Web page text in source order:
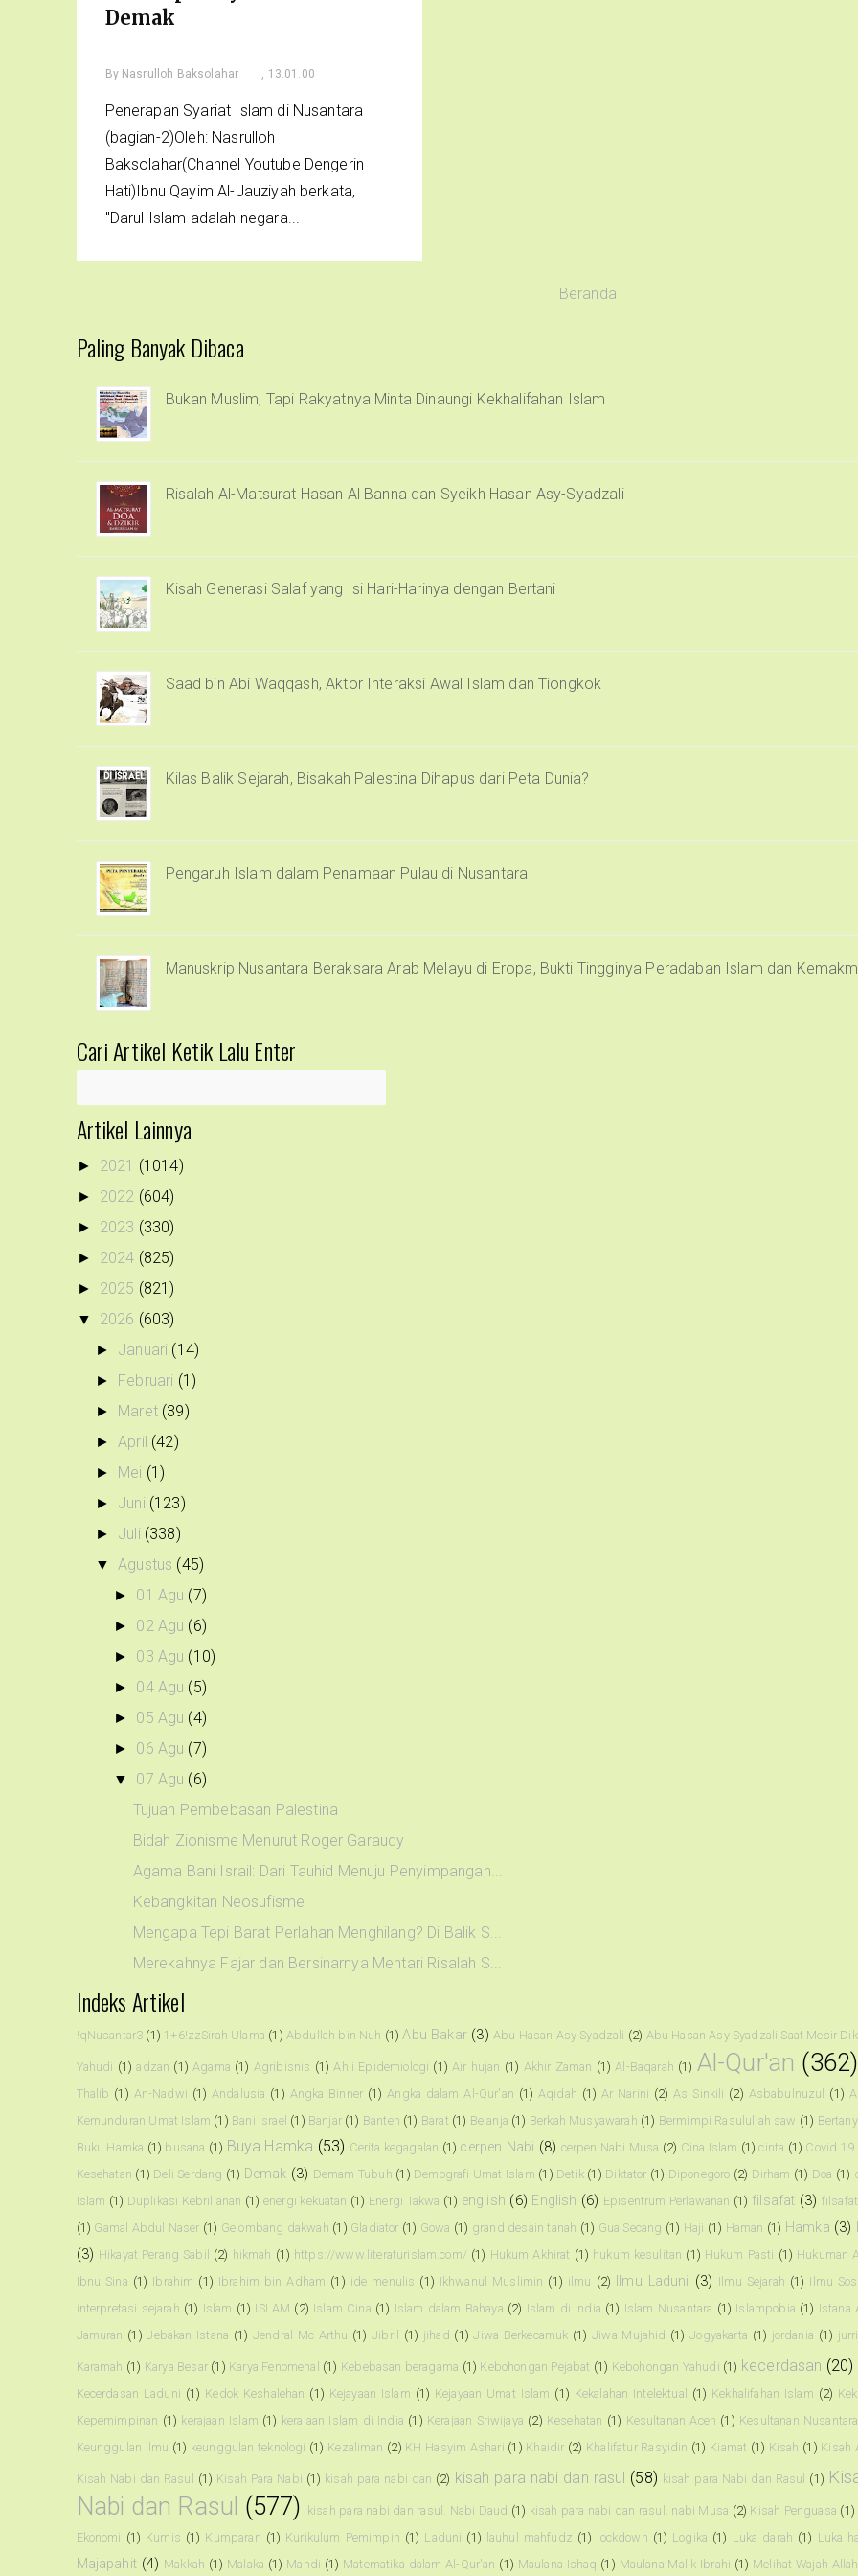
Demak
By Nasrulloh Baksolahar , 13.01.00
Penerapan Syariat Islam di Nusantara
(bagian-2)Oleh: Nasrulloh
Baksolahar(Channel Youtube Dengerin
Hati)Ibnu Qayim Al-Jauziyah berkata,
"Darul Islam adalah negara...
Beranda
Paling Banyak Dibaca
Bukan Muslim, Tapi Rakyatnya Minta Dinaungi Kekhalifahan Islam
Risalah Al-Matsurat Hasan Al Banna dan Syeikh Hasan Asy-Syadzali
Kisah Generasi Salaf yang Isi Hari-Harinya dengan Bertani
Saad bin Abi Waqqash, Aktor Interaksi Awal Islam dan Tiongkok
Kilas Balik Sejarah, Bisakah Palestina Dihapus dari Peta Dunia?
Pengaruh Islam dalam Penamaan Pulau di Nusantara
Manuskrip Nusantara Beraksara Arab Melayu di Eropa, Bukti Tingginya Peradaban Islam dan
Cari Artikel Ketik Lalu Enter
Artikel Lainnya
► 2021 (1014)
► 2022 (604)
► 2023 (330)
► 2024 (825)
► 2025 (821)
▼ 2026 (603)
► Januari (14)
► Februari (1)
► Maret (39)
► April (42)
► Mei (1)
► Juni (123)
► Juli (338)
▼ Agustus (45)
► 01 Agu (7)
► 02 Agu (6)
► 03 Agu (10)
► 04 Agu (5)
► 05 Agu (4)
► 06 Agu (7)
▼ 07 Agu (6)
Tujuan Pembebasan Palestina
Bidah Zionisme Menurut Roger Garaudy
Agama Bani Israil: Dari Tauhid Menuju Penyimpangan...
Kebangkitan Neosufisme
Mengapa Tepi Barat Perlahan Menghilang? Di Balik S...
Merekahnya Fajar dan Bersinarnya Mentari Risalah S...
Indeks Artikel
!qNusantar3 (1) 1+6!zzSirah Ulama (1) Abdullah bin Nuh (1) Abu Bakar (3) Abu Hasan Asy Syadzali (2) Abu Hasan Asy Syadzali Saat Mesir
Yahudi (1) adzan (1) Agama (1) Agribisnis (1) Ahli Epidemiologi (1) Air hujan (1) Akhir Zaman (1) Al-Baqarah (1) Al-Qur'an (362)
Thalib (1) An-Nadwi (1) Andalusia (1) Angka Binner (1) Angka dalam Al-Qur'an (1) Aqidah (1) Ar Narini (2) As Sinkili (2) Asbabulnuzul (1)
Kemunduran Umat Islam (1) Bani Israel (1) Banjar (1) Banten (1) Barat (1) Belanja (1) Berkah Musyawarah (1) Bermimpi Rasulullah saw (1)
Buku Hamka (1) busana (1) Buya Hamka (53) Cerita kegagalan (1) cerpen Nabi (8) cerpen Nabi Musa (2) Cina Islam (1) cinta (1) Covid 19
Kesehatan (1) Deli Serdang (1) Demak (3) Demam Tubuh (1) Demografi Umat Islam (1) Detik (1) Diktator (1) Diponegoro (2) Dirham (1) Doa (1)
Islam (1) Duplikasi Kebrilianan (1) energi kekuatan (1) Energi Takwa (1) english (6) English (6) Episentrum Perlawanan (1) filsafat (3)
(1) Gamal Abdul Naser (1) Gelombang dakwah (1) Gladiator (1) Gowa (1) grand desain tanah (1) Gua Secang (1) Haji (1) Haman (1) Hamka (3)
(3) Hikayat Perang Sabil (2) hikmah (1) https://www.literaturislam.com/ (1) Hukum Akhirat (1) hukum kesulitan (1) Hukum Pasti (1) Hukuman
Ibnu Sina (1) Ibrahim (1) Ibrahim bin Adham (1) ide menulis (1) Ikhwanul Muslimin (1) ilmu (2) Ilmu Laduni (3) Ilmu Sejarah (1) Ilmu
interpretasi sejarah (1) Islam (1) ISLAM (2) Islam Cina (1) Islam dalam Bahaya (2) Islam di India (1) Islam Nusantara (1) Islampobia (1) Istana
Jamuran (1) Jebakan Istana (1) Jendral Mc Arthu (1) Jibril (1) jihad (1) Jiwa Berkecamuk (1) Jiwa Mujahid (1) Jogyakarta (1) jordania (1)
Karamah (1) Karya Besar (1) Karya Fenomenal (1) Kebebasan beragama (1) Kebohongan Pejabat (1) Kebohongan Yahudi (1) kecerdasan (20)
Kecerdasan Laduni (1) Kedok Keshalehan (1) Kejayaan Islam (1) Kejayaan Umat Islam (1) Kekalahan Intelektual (1) Kekhalifahan Islam (2)
Kepemimpinan (1) kerajaan Islam (1) kerajaan Islam di India (1) Kerajaan Sriwijaya (2) Kesehatan (1) Kesultanan Aceh (1) Kesultanan Nusantara
Keunggulan ilmu (1) keunggulan teknologi (1) Kezaliman (2) KH Hasyim Ashari (1) Khaidir (2) Khalifatur Rasyidin (1) Kiamat (1) Kisah (1) Kisah
Kisah Nabi dan Rasul (1) Kisah Para Nabi (1) kisah para nabi dan (2) kisah para nabi dan rasul (58) kisah para Nabi dan Rasul (1)
Nabi dan Rasul (577) kisah para nabi dan rasul. Nabi Daud (1) kisah para nabi dan rasul. nabi Musa (2) Kisah Penguasa (1)
Ekonomi (1) Kumis (1) Kumparan (1) Kurikulum Pemimpin (1) Laduni (1) lauhul mahfudz (1) lockdown (1) Logika (1) Luka darah (1) Luka
Majapahit (4) Makkah (1) Malaka (1) Mandi (1) Matematika dalam Al-Qur'an (1) Maulana Ishaq (1) Maulana Malik Ibrahi (1) Melihat Wajah Allah